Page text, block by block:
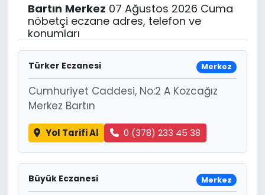
Bartın Merkez 07 Ağustos 2026 Cuma
nöbetçi eczane adres, telefon ve
konumları
Türker Eczanesi Merkez
Cumhuriyet Caddesi, No:2 A Kozcağız
Merkez Bartın
Yol Tarifi Al 0 (378) 233 45 38
Büyük Eczanesi Merkez